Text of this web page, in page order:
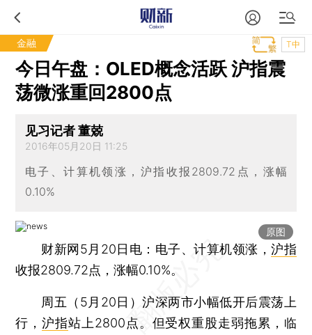
金融 T中
今日午盘：OLED概念活跃 沪指震
荡微涨重回2800点
见习记者 董兢
2016年05月20日 11:25
电子、计算机领涨，沪指收报2809.72点，涨幅
0.10%
原图
财新网5月20日电：电子、计算机领涨，沪指
收报2809.72点，涨幅0.10%。
周五（5月20日）沪深两市小幅低开后震荡上
行，沪指站上2800点。但受权重股走弱拖累，临